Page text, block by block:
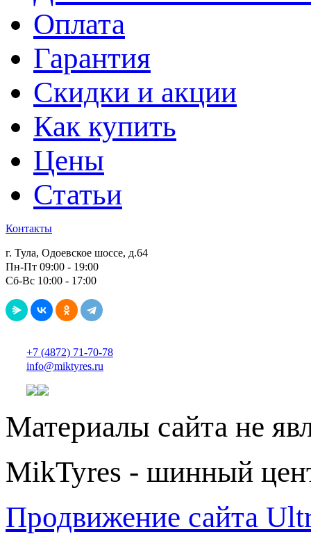
Оплата
Гарантия
Скидки и акции
Как купить
Цены
Статьи
Контакты
г. Тула, Одоевское шоссе, д.64
Пн-Пт 09:00 - 19:00
Сб-Вс 10:00 - 17:00
+7 (4872) 71-70-78
info@miktyres.ru
Материалы сайта не
MikTyres - шинный
Продвижение сайта